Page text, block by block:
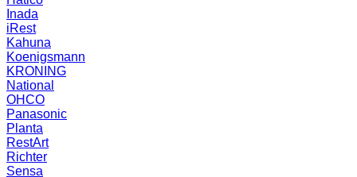
Inada
iRest
Kahuna
Koenigsmann
KRONING
National
OHCO
Panasonic
Planta
RestArt
Richter
Sensa